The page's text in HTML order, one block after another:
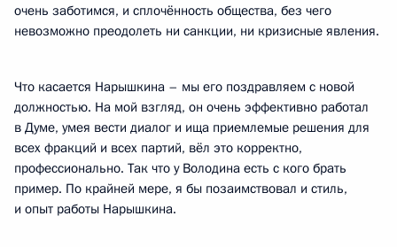
очень заботимся, и сплочённость общества, без чего
невозможно преодолеть ни санкции, ни кризисные явления.
Что касается Нарышкина – мы его поздравляем с новой
должностью. На мой взгляд, он очень эффективно работал
в Думе, умея вести диалог и ища приемлемые решения для
всех фракций и всех партий, вёл это корректно,
профессионально. Так что у Володина есть с кого брать
пример. По крайней мере, я бы позаимствовал и стиль,
и опыт работы Нарышкина.